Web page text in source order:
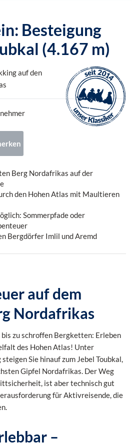
Besteigung
(4.167 m)
auf den
Berg Nordafrikas auf der
den Hohen Atlas mit Maultieren
Sommerpfade oder
Bergdörfer Imlil und Aremd
auf dem
Nordafrikas
zu schroffen Bergketten: Erleben
des Hohen Atlas! Unter
Sie hinauf zum Jebel Toubkal,
Gipfel Nordafrikas. Der Weg
ist aber technisch gut
für Aktivreisende, die
–